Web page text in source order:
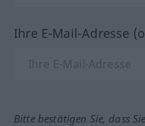
Ihre E-Mail-Adresse
Bitte bestätigen Sie, dass